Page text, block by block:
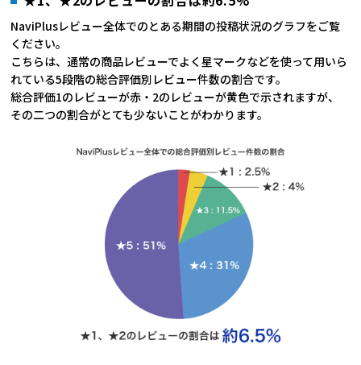
NaviPlusレビュー全体でのとある期間の投稿状況のグラフをご覧
ください。
こちらは、通常の商品レビューでよく星マークなどを使って用いら
れている5段階の総合評価別レビュー件数の割合です。
総合評価1のレビューが赤・2のレビューが黄色で示されますが、
その二つの割合がとても少ないことがわかります。